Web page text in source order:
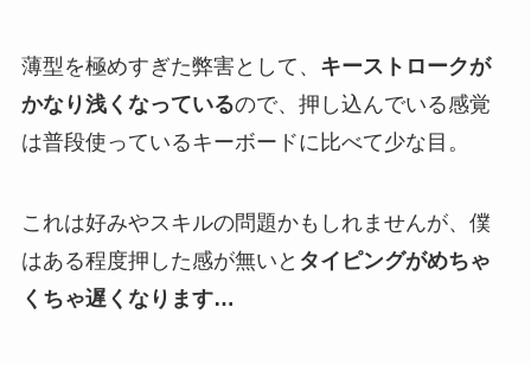
薄型を極めすぎた弊害として、 キーストロークが
かなり浅くなっているので、押し込んでいる感覚
は普段使っているキーボードに比べて少な目。
これは好みやスキルの問題かもしれませんが、僕
はある程度押した感が無いと タイピングがめちゃ
くちゃ遅くなります…